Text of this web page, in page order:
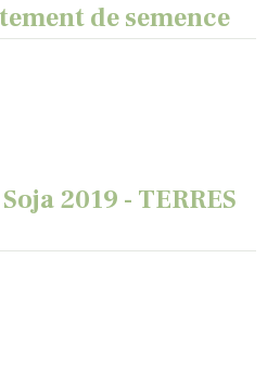
de semence
2019 - TERRES